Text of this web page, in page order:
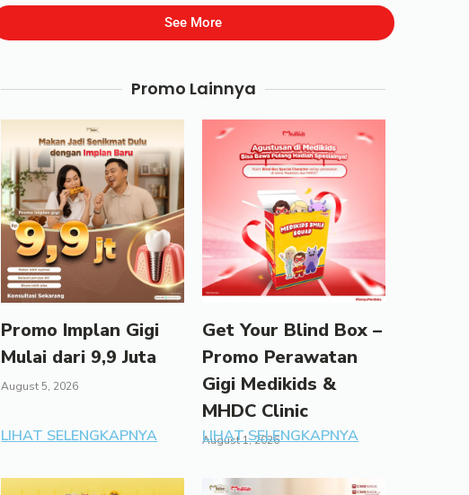
See More
Promo Lainnya
Promo Implan Gigi
Mulai dari 9,9 Juta
August 5, 2026
LIHAT SELENGKAPNYA
Get Your Blind Box –
Promo Perawatan
Gigi Medikids &
MHDC Clinic
August 1, 2026
LIHAT SELENGKAPNYA